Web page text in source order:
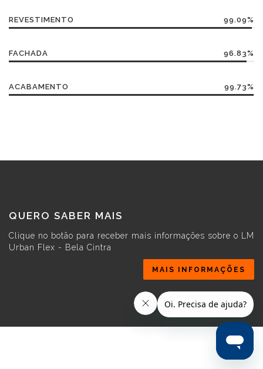
REVESTIMENTO 99.09%
FACHADA 96.83%
ACABAMENTO 99.73%
QUERO SABER MAIS
Clique no botão para receber mais informações sobre o LM
Urban Flex - Bela Cintra
MAIS INFORMAÇÕES